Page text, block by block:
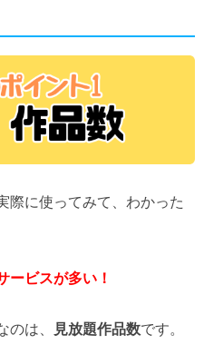
際に使ってみて、わかった
ービスが多い！
のは、 見放題作品数です。